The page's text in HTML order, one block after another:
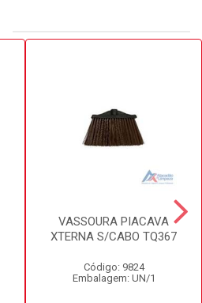
VASSOURA PIACAVA
XTERNA S/CABO TQ367
Código: 9824
Embalagem: UN/1